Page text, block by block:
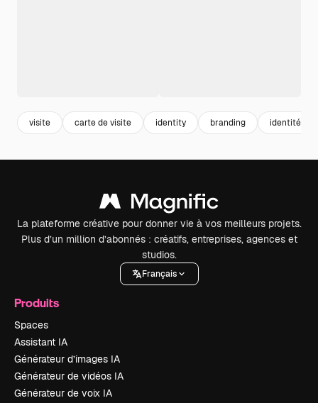
visite carte de visite identity branding identité
La plateforme créative pour donner vie à vos meilleurs projets.
Plus d’un million d’abonnés : créatifs, entreprises, agences et
studios.
Français
Produits
Spaces
Assistant IA
Générateur d’images IA
Générateur de vidéos IA
Générateur de voix IA